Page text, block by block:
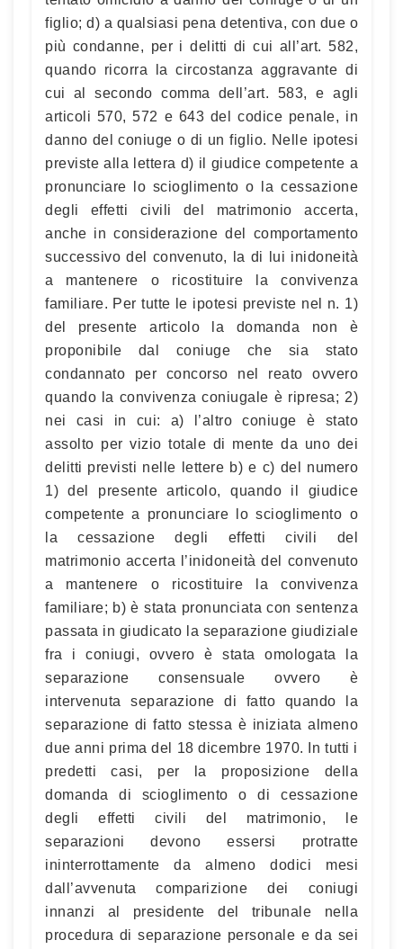
figlio; d) a qualsiasi pena detentiva, con due o
più condanne, per i delitti di cui all’art. 582,
quando ricorra la circostanza aggravante di
cui al secondo comma dell’art. 583, e agli
articoli 570, 572 e 643 del codice penale, in
danno del coniuge o di un figlio. Nelle ipotesi
previste alla lettera d) il giudice competente a
pronunciare lo scioglimento o la cessazione
degli effetti civili del matrimonio accerta,
anche in considerazione del comportamento
successivo del convenuto, la di lui inidoneità
a mantenere o ricostituire la convivenza
familiare. Per tutte le ipotesi previste nel n. 1)
del presente articolo la domanda non è
proponibile dal coniuge che sia stato
condannato per concorso nel reato ovvero
quando la convivenza coniugale è ripresa; 2)
nei casi in cui: a) l’altro coniuge è stato
assolto per vizio totale di mente da uno dei
delitti previsti nelle lettere b) e c) del numero
1) del presente articolo, quando il giudice
competente a pronunciare lo scioglimento o
la cessazione degli effetti civili del
matrimonio accerta l’inidoneità del convenuto
a mantenere o ricostituire la convivenza
familiare; b) è stata pronunciata con sentenza
passata in giudicato la separazione giudiziale
fra i coniugi, ovvero è stata omologata la
separazione consensuale ovvero è
intervenuta separazione di fatto quando la
separazione di fatto stessa è iniziata almeno
due anni prima del 18 dicembre 1970. In tutti i
predetti casi, per la proposizione della
domanda di scioglimento o di cessazione
degli effetti civili del matrimonio, le
separazioni devono essersi protratte
ininterrottamente da almeno dodici mesi
dall’avvenuta comparizione dei coniugi
innanzi al presidente del tribunale nella
procedura di separazione personale e da sei